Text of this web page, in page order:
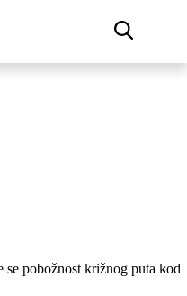
pobožnost križnog puta kod